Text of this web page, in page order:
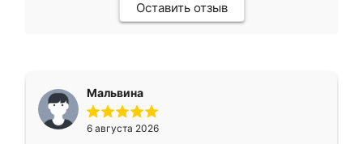
Оставить отзыв
Мальвина
6 августа 2026